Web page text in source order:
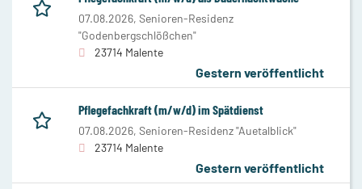
07.08.2026, Senioren-Residenz
"Godenbergschlößchen"
23714 Malente
Gestern veröffentlicht
Pflegefachkraft (m/w/d) im Spätdienst
07.08.2026, Senioren-Residenz "Auetalblick"
23714 Malente
Gestern veröffentlicht